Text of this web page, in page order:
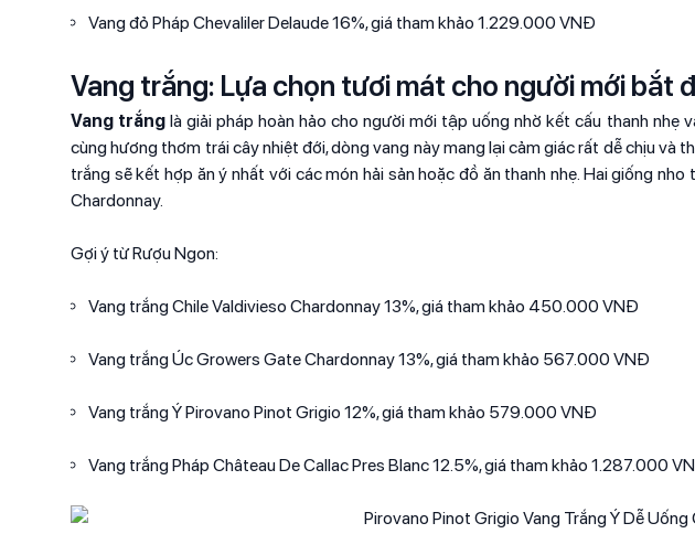
Vang đỏ Pháp Chevaliler Delaude 16%, giá tham khảo 1.229.000 VNĐ
Vang trắng: Lựa chọn tươi mát cho người mới bắt
Vang trắng là giải pháp hoàn hảo cho người mới tập uống nhờ kết cấu thanh nhẹ
cùng hương thơm trái cây nhiệt đới, dòng vang này mang lại cảm giác rất dễ chịu và
trắng sẽ kết hợp ăn ý nhất với các món hải sản hoặc đồ ăn thanh nhẹ. Hai giống
Chardonnay.
Gợi ý từ Rượu Ngon:
Vang trắng Chile Valdivieso Chardonnay 13%, giá tham khảo 450.000 VNĐ
Vang trắng Úc Growers Gate Chardonnay 13%, giá tham khảo 567.000 VNĐ
Vang trắng Ý Pirovano Pinot Grigio 12%, giá tham khảo 579.000 VNĐ
Vang trắng Pháp Château De Callac Pres Blanc 12.5%, giá tham khảo 1.287.000